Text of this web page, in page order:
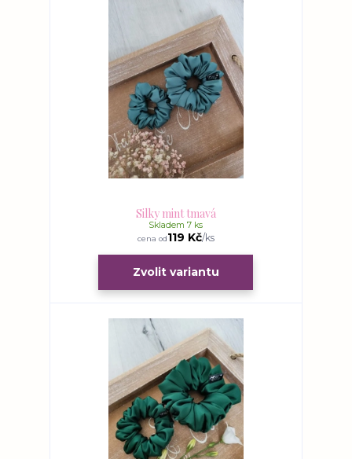
Silky mint tmavá
cena od119 Kč/ks
Skladem 7 ks
Zvolit variantu